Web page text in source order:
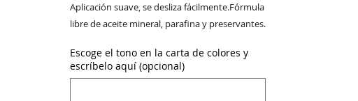
Aplicación suave, se desliza fácilmente.Fórmula
libre de aceite mineral, parafina y preservantes.
Escoge el tono en la carta de colores y
escríbelo aquí (opcional)